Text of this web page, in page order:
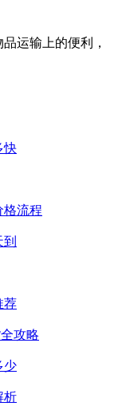
运输上的便利，
快
格流程
荐
攻略
少
析